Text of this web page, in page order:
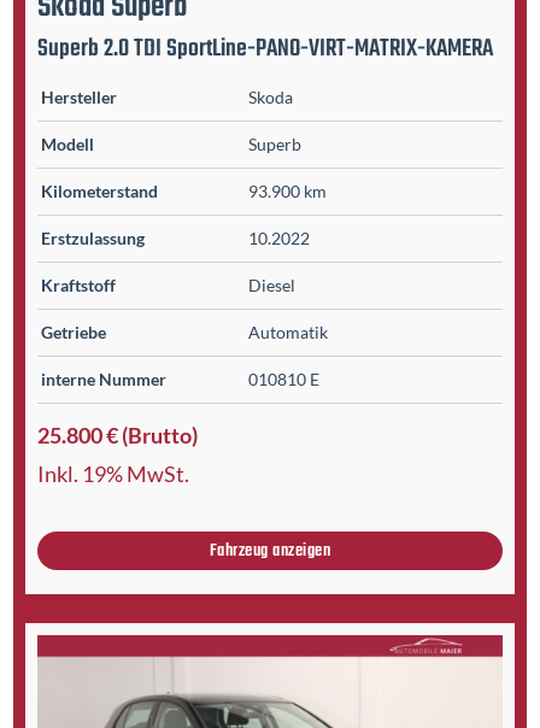
Superb 2.0 TDI SportLine-PANO-VIRT-MATRIX-KAMERA
Hersteller Skoda
Modell Superb
Kilometer­stand 93.900 km
Erst­zulassung 10.2022
Kraftstoff Diesel
Getriebe Automatik
interne Nummer 010810 E
25.800 € (Brutto)
Inkl. 19% MwSt.
Fahrzeug anzeigen